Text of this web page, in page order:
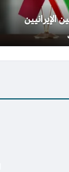
الإيرانيين